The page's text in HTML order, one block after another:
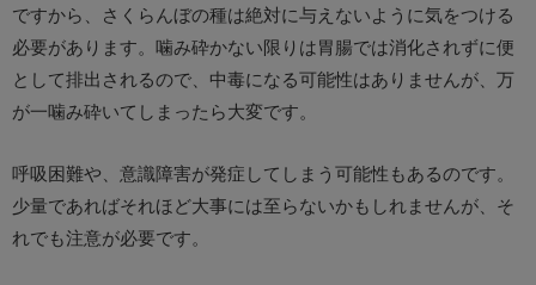
ですから、さくらんぼの種は絶対に与えないように気をつける
必要があります。噛み砕かない限りは胃腸では消化されずに便
として排出されるので、中毒になる可能性はありませんが、万
が一噛み砕いてしまったら大変です。
呼吸困難や、意識障害が発症してしまう可能性もあるのです。
少量であればそれほど大事には至らないかもしれませんが、そ
れでも注意が必要です。